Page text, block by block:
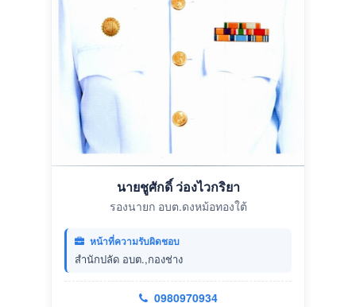
นายชูศักดิ์ ว่องไวกริยา
รองนายก อบต.ดงหม้อทองใต้
หน้าที่ความรับผิดชอบ
สำนักปลัด อบต.,กองช่าง
0980970934